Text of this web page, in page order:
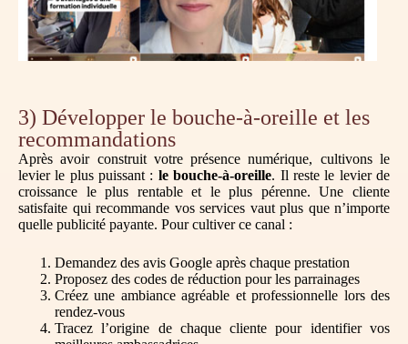
3) Développer le bouche-à-oreille et les
recommandations
Après avoir construit votre présence numérique, cultivons le
levier le plus puissant : le bouche-à-oreille. Il reste le levier de
croissance le plus rentable et le plus pérenne. Une cliente
satisfaite qui recommande vos services vaut plus que n’importe
quelle publicité payante. Pour cultiver ce canal :
Demandez des avis Google après chaque prestation
Proposez des codes de réduction pour les parrainages
Créez une ambiance agréable et professionnelle lors des
rendez-vous
Tracez l’origine de chaque cliente pour identifier vos